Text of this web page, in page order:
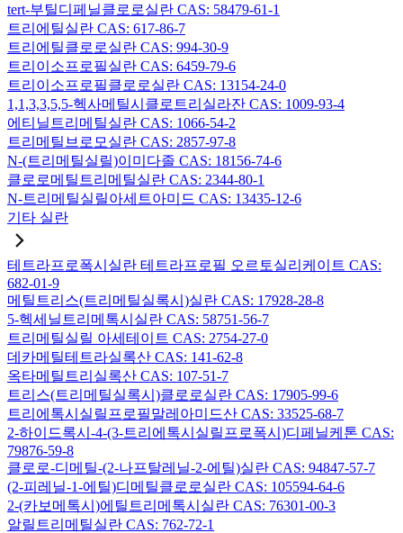
tert-부틸디페닐클로로실란 CAS: 58479-61-1
트리에틸실란 CAS: 617-86-7
트리에틸클로로실란 CAS: 994-30-9
트리이소프로필실란 CAS: 6459-79-6
트리이소프로필클로로실란 CAS: 13154-24-0
1,1,3,3,5,5-헥사메틸시클로트리실라잔 CAS: 1009-93-4
에티닐트리메틸실란 CAS: 1066-54-2
트리메틸브로모실란 CAS: 2857-97-8
N-(트리메틸실릴)이미다졸 CAS: 18156-74-6
클로로메틸트리메틸실란 CAS: 2344-80-1
N-트리메틸실릴아세트아미드 CAS: 13435-12-6
기타 실란
테트라프로폭시실란 테트라프로필 오르토실리케이트 CAS:
682-01-9
메틸트리스(트리메틸실록시)실란 CAS: 17928-28-8
5-헥세닐트리메톡시실란 CAS: 58751-56-7
트리메틸실릴 아세테이트 CAS: 2754-27-0
데카메틸테트라실록산 CAS: 141-62-8
옥타메틸트리실록산 CAS: 107-51-7
트리스(트리메틸실록시)클로로실란 CAS: 17905-99-6
트리에톡시실릴프로필말레아미드산 CAS: 33525-68-7
2-하이드록시-4-(3-트리에톡시실릴프로폭시)디페닐케톤 CAS:
79876-59-8
클로로-디메틸-(2-나프탈레닐-2-에틸)실란 CAS: 94847-57-7
(2-피레닐-1-에틸)디메틸클로로실란 CAS: 105594-64-6
2-(카보메톡시)에틸트리메톡시실란 CAS: 76301-00-3
알릴트리메틸실란 CAS: 762-72-1